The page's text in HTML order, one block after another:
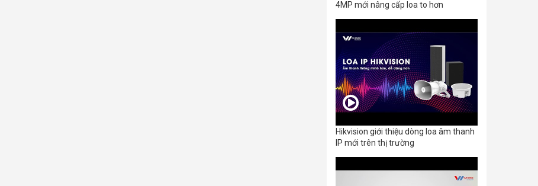
4MP mới nâng cấp loa to hơn
Hikvision giới thiệu dòng loa âm thanh
IP mới trên thị trường